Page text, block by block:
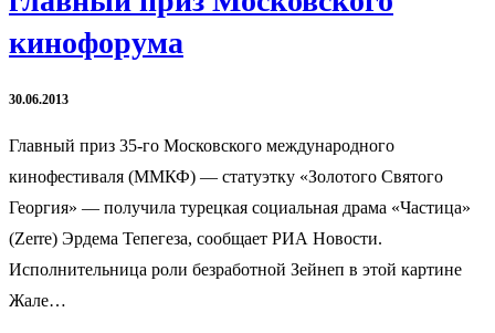
кинофорума
30.06.2013
Главный приз 35-го Московского международного
кинофестиваля (ММКФ) — статуэтку «Золотого Святого
Георгия» — получила турецкая социальная драма «Частица»
(Zerre) Эрдема Тепегеза, сообщает РИА Новости.
Исполнительница роли безработной Зейнеп в этой картине
Жале…